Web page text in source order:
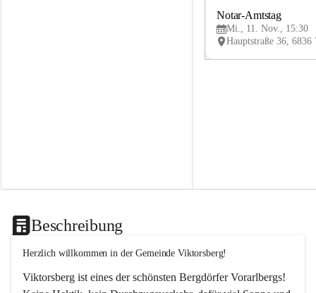
Notar-Amtstag
Mi., 11. Nov., 15:30
Beschreibung
Herzlich willkommen in der Gemeinde Viktorsberg!
Viktorsberg ist eines der schönsten Bergdörfer Vorarlbergs!